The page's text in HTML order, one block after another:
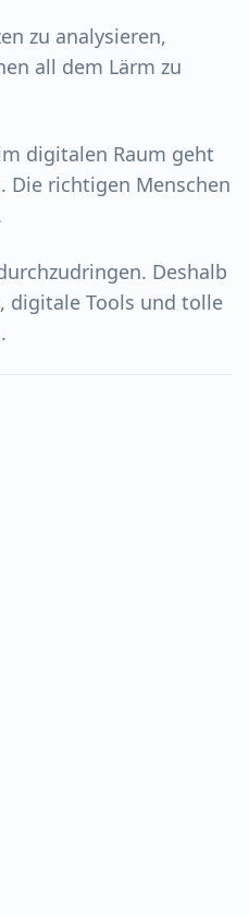
zu analysieren,
all dem Lärm zu
digitalen Raum geht
Die richtigen Menschen
Deshalb
digitale Tools und tolle